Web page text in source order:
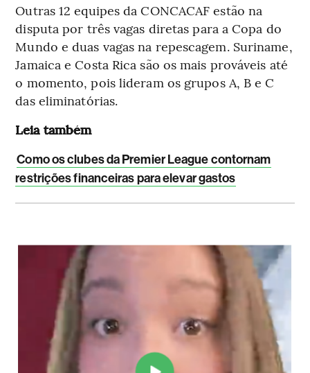
Outras 12 equipes da CONCACAF estão na
disputa por três vagas diretas para a Copa do
Mundo e duas vagas na repescagem. Suriname,
Jamaica e Costa Rica são os mais prováveis até
o momento, pois lideram os grupos A, B e C
das eliminatórias.
Leia também
Como os clubes da Premier League contornam
restrições financeiras para elevar gastos